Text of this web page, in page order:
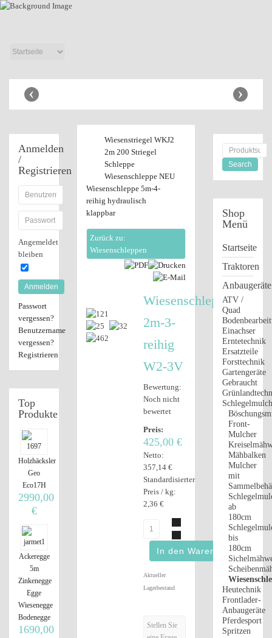
Anhänger Shop
›
‹
Wiesenstriegel WKJ2
2m 200 Striegel
Schleppe
Wiesenschleppe NEU
Wiesenschleppe 5m-4-
reihig hydraulisch
klappbar
Zurück zu:
Wiesenschleppen
Wiesenschleppe
2m-3-
reihig
W2-3V
Bewertung:
Noch nicht
bewertet
Preis:
425,00 €
Netto:
357,14 €
Standardisierter
Preis / kg:
2,36 €
Aktueller
Lagerbestand
Stellen Sie
Anmelden
/
Registrieren
Angemeldet
bleiben
Anmelden
Passwort
vergessen?
Benutzername
vergessen?
Registrieren
Top
Produkte
Holzhäcksler
Geo
Eco17H
2990,00
€
Ackeregge
5m
Zinkenegge
Egge
Wiesenegge
Bodenegge
1690,00
Shop
Menü
Startseite
Traktoren
Anbaugeräte
ATV /
Quad
Einachser
Erntetechnik
Ersatzteile
Forsttechnik
Gartengeräte
Gebraucht
Front-
Mulcher
Mähbalken
Mulcher
mit
ab
180cm
bis
180cm
Heutechnik
Frontlader-
Anbaugeräte
Pferdesport
Spritzen